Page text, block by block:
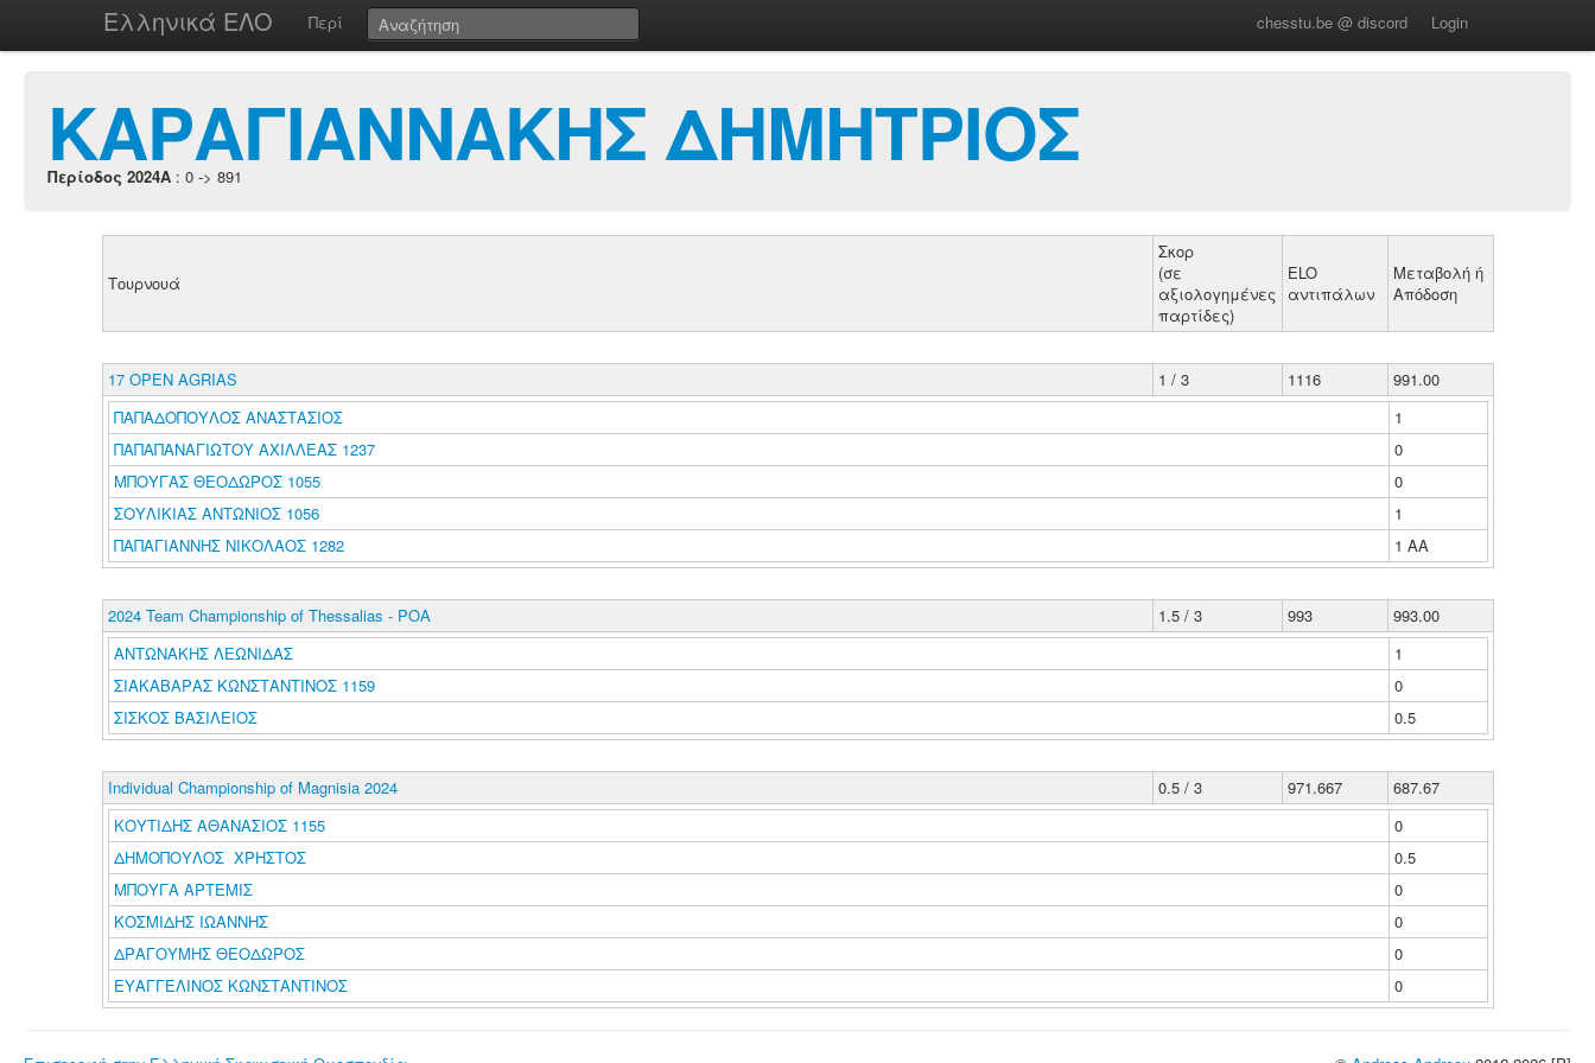
Ελληνικά ΕΛΟ Περί chesstu.be @ discord Login
ΚΑΡΑΓΙΑΝΝΑΚΗΣ ΔΗΜΗΤΡΙΟΣ
Περίοδος 2024A : 0 -> 891
Τουρνουά
Σκορ
(σε
αξιολογημένες
παρτίδες)
ELO
αντιπάλων
Μεταβολή ή
Απόδοση
17 OPEN AGRIAS 1 / 3 1116
991.00
ΠΑΠΑΔΟΠΟΥΛΟΣ ΑΝΑΣΤΑΣΙΟΣ
1
ΠΑΠΑΠΑΝΑΓΙΩΤΟΥ ΑΧΙΛΛΕΑΣ 1237
0
ΜΠΟΥΓΑΣ ΘΕΟΔΩΡΟΣ 1055
0
ΣΟΥΛΙΚΙΑΣ ΑΝΤΩΝΙΟΣ 1056
1
ΠΑΠΑΓΙΑΝΝΗΣ ΝΙΚΟΛΑΟΣ 1282
1 ΑΑ
2024 Team Championship of Thessalias - POA 1.5 / 3 993
993.00
ΑΝΤΩΝΑΚΗΣ ΛΕΩΝΙΔΑΣ
1
ΣΙΑΚΑΒΑΡΑΣ ΚΩΝΣΤΑΝΤΙΝΟΣ 1159
0
ΣΙΣΚΟΣ ΒΑΣΙΛΕΙΟΣ
0.5
Individual Championship of Magnisia 2024 0.5 / 3 971.667
687.67
ΚΟΥΤΙΔΗΣ ΑΘΑΝΑΣΙΟΣ 1155
0
ΔΗΜΟΠΟΥΛΟΣ ΧΡΗΣΤΟΣ
0.5
ΜΠΟΥΓΑ ΑΡΤΕΜΙΣ
0
ΚΟΣΜΙΔΗΣ ΙΩΑΝΝΗΣ
0
ΔΡΑΓΟΥΜΗΣ ΘΕΟΔΩΡΟΣ
0
ΕΥΑΓΓΕΛΙΝΟΣ ΚΩΝΣΤΑΝΤΙΝΟΣ
0